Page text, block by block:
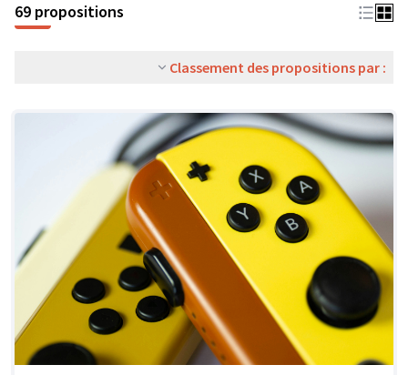
69 propositions
Classement des propositions par :